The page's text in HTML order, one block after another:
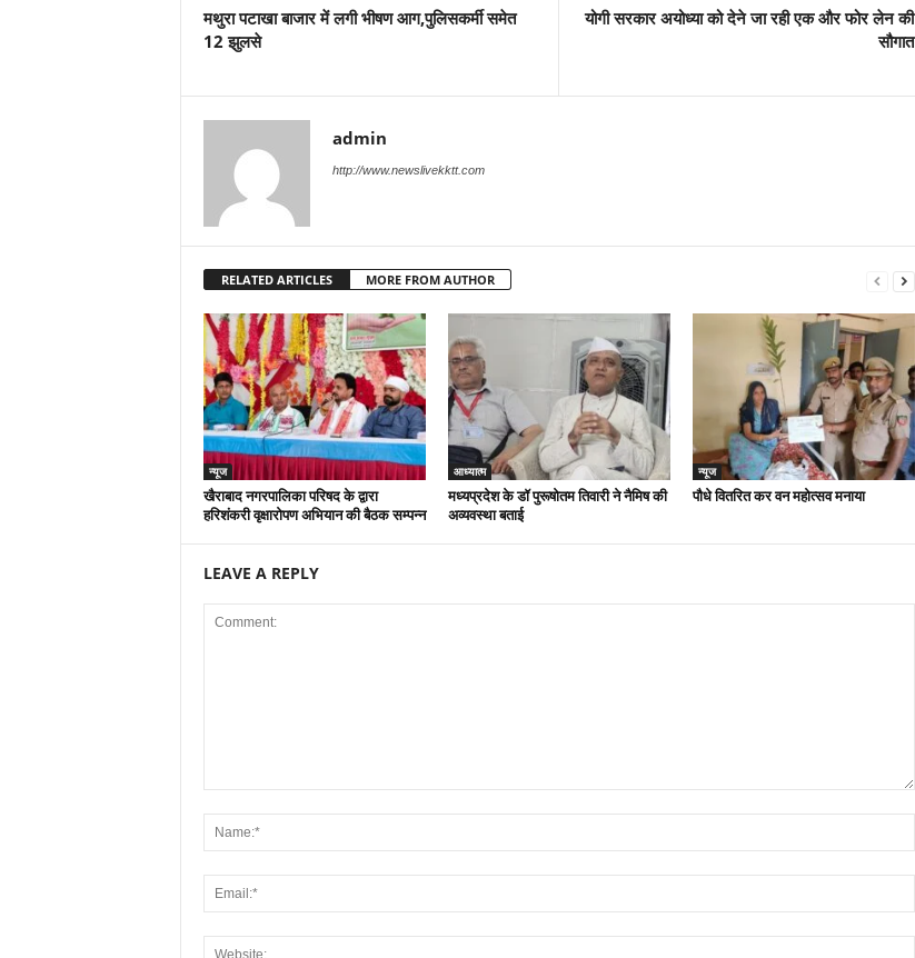
मथुरा पटाखा बाजार में लगी भीषण आग,पुलिसकर्मी समेत
12 झुलसे
योगी सरकार अयोध्या को देने जा रही एक और फोर लेन की
सौगात
admin
http://www.newslivekktt.com
RELATED ARTICLES MORE FROM AUTHOR
न्यूज
खैराबाद नगरपालिका परिषद के द्वारा
हरिशंकरी वृक्षारोपण अभियान की बैठक सम्पन्न
आध्यात्म
मध्यप्रदेश के डॉ पुरूषोतम तिवारी ने नैमिष की
अव्यवस्था बताई
न्यूज
पौधे वितरित कर वन महोत्सव मनाया
LEAVE A REPLY